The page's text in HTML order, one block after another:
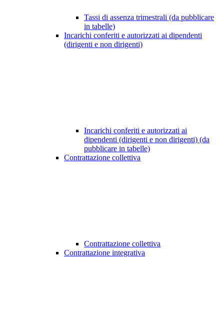
Tassi di assenza trimestrali (da pubblicare
in tabelle)
Incarichi conferiti e autorizzati ai dipendenti
(dirigenti e non dirigenti)
Incarichi conferiti e autorizzati ai
dipendenti (dirigenti e non dirigenti) (da
pubblicare in tabelle)
Contrattazione collettiva
Contrattazione collettiva
Contrattazione integrativa